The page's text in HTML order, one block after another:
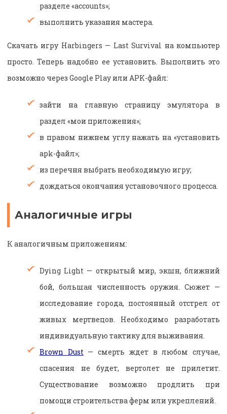
разделе «accounts»;
выполнить указания мастера.
Скачать игру Harbingers — Last Survival на компьютер
просто. Теперь надобно ее установить. Выполнить это
возможно через Google Play или APK-файл:
зайти на главную страницу эмулятора в
раздел «мои приложения»;
в правом нижнем углу нажать на «установить
apk-файл»;
из перечня выбрать необходимую игру;
дождаться окончания установочного процесса.
Аналогичные игры
К аналогичным приложениям:
Dying Light — открытый мир, экшн, ближний
бой, большая численность оружия. Сюжет —
исследование города, постоянный отстрел от
живых мертвецов. Необходимо разработать
индивидуальную тактику для выживания.
Brown Dust— смерть ждет в любом случае,
спасения не будет, вертолет не прилетит.
Существование возможно продлить при
помощи строительства ферм или укреплений.